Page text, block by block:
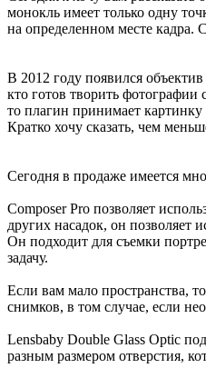
монокль имеет только одну
на определенном месте кадра.
В 2012 году появился
кто готов творить
то плагин принимает
Кратко хочу сказать, чем
Сегодня в продаже имеется
Composer Pro позволяет
других насадок, он позволяет
Он подходит для съемки
задачу.
Если вам мало пространства,
снимков, в том случае, если
Lensbaby Double Glass Optic
разным размером отверстия,